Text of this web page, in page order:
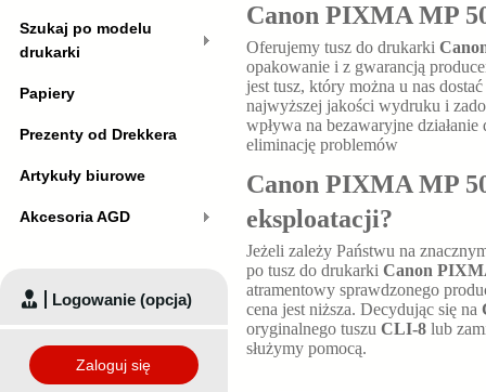
Canon PIXMA MP
Oferujemy tusz do drukarki
opakowanie i z gwarancją
jest tusz, który można u nas
najwyższej jakości wydruku i
wpływa na bezawaryjne
eliminację problemów
Canon PIXMA MP
eksploatacji?
Jeżeli zależy Państwu na
po tusz do drukarki Canon
atramentowy sprawdzonego
cena jest niższa. Decydując się na
oryginalnego tuszu CLI-8 lub
służymy pomocą.
Szukaj po modelu
drukarki
Papiery
Prezenty od Drekkera
Artykuły biurowe
Akcesoria AGD
Logowanie (opcja)
Zaloguj się